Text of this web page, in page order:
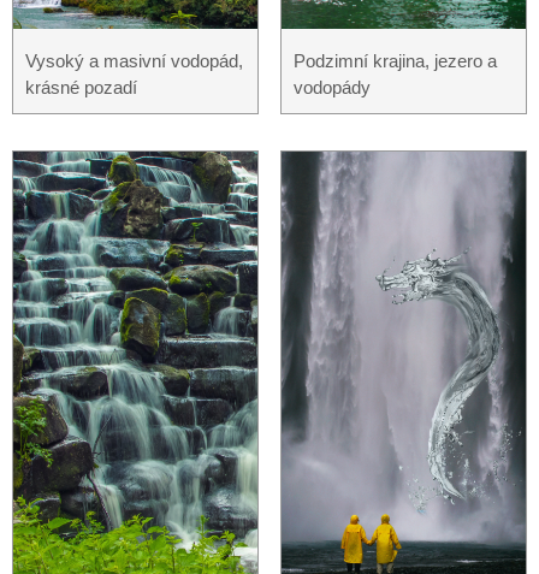
Vysoký a masivní vodopád,
krásné pozadí
Podzimní krajina, jezero a
vodopády